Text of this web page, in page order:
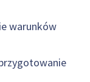
warunków